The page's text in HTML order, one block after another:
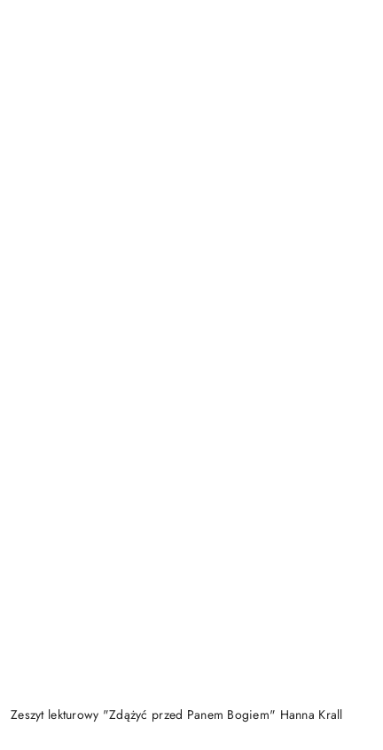
Zeszyt lekturowy "Zdążyć przed Panem Bogiem" Hanna Krall